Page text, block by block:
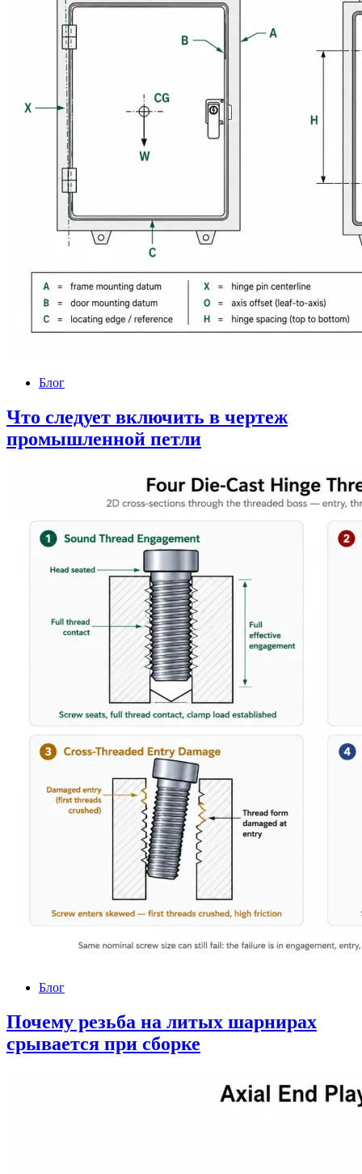
Блог
Что следует включить в чертеж
промышленной петли
Блог
Почему резьба на литых шарнирах
срывается при сборке